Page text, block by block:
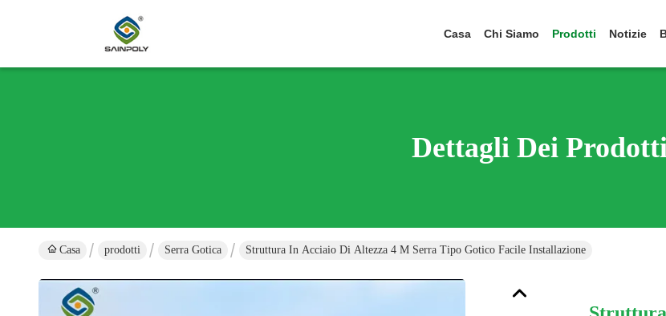
Casa Chi Siamo Prodotti Notizie
Dettagli Dei
Casa prodotti Serra Gotica Struttura In Acciaio Di Altezza 4 M Serra Tipo Gotico Facile Installazione